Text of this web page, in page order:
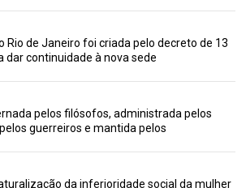
Rio de Janeiro foi criada pelo decreto de 13
dar continuidade à nova sede
pelos filósofos, administrada pelos
guerreiros e mantida pelos
da inferioridade social da mulher